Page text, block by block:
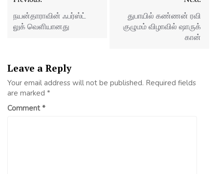
navigation
நயன்தாராவின் ஃபர்ஸ்ட்
லுக் வெளியானது
துபாயில் கண்ணன் ரவி
குழுமம் விழாவில் ஷாருக்
கான்
Leave a Reply
Your email address will not be published. Required fields
are marked *
Comment*